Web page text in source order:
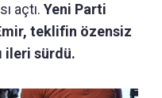
açtı. Yeni Parti
teklifin özensiz
ileri sürdü.